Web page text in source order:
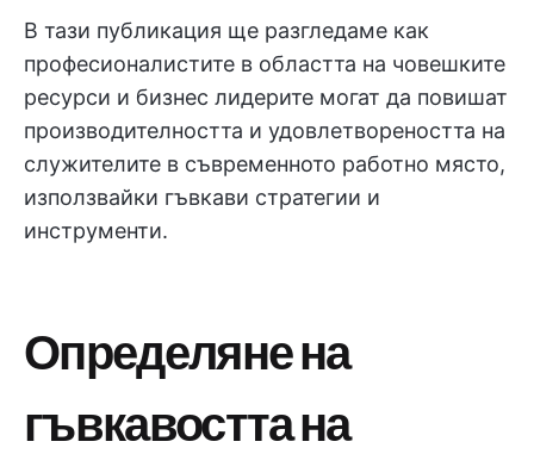
В тази публикация ще разгледаме как
професионалистите в областта на човешките
ресурси и бизнес лидерите могат да повишат
производителността и удовлетвореността на
служителите в съвременното работно място,
използвайки гъвкави стратегии и
инструменти.
Определяне на
гъвкавостта на